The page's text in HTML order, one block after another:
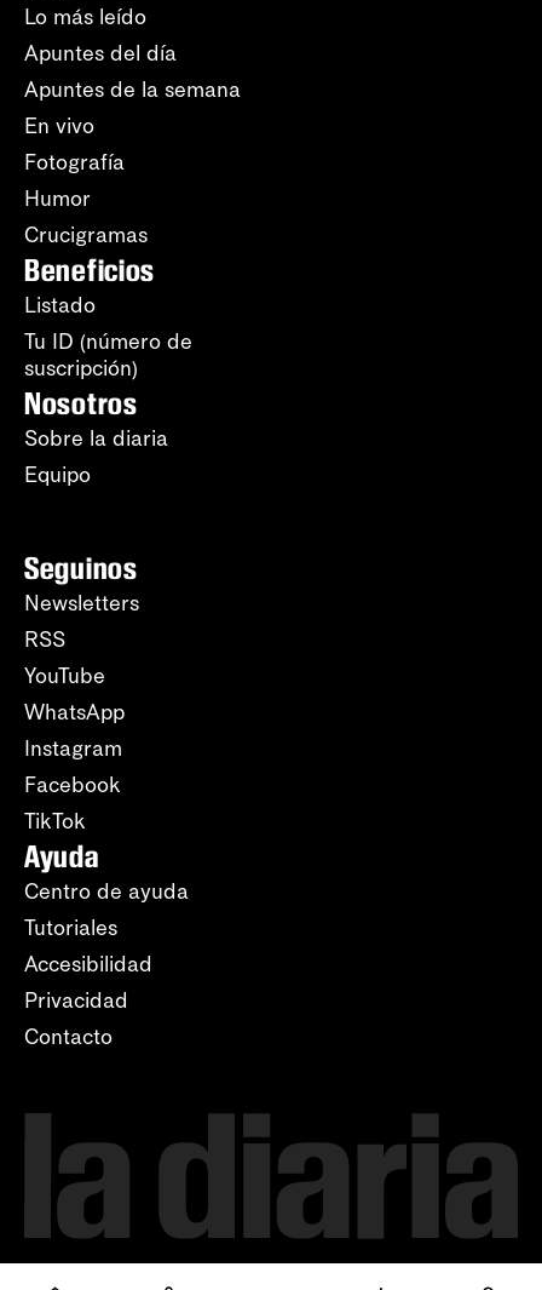
Lo más leído
Apuntes del día
Apuntes de la semana
En vivo
Fotografía
Humor
Crucigramas
Beneficios
Listado
Tu ID (número de
suscripción)
Nosotros
Sobre la diaria
Equipo
Seguinos
Newsletters
RSS
YouTube
WhatsApp
Instagram
Facebook
TikTok
Ayuda
Centro de ayuda
Tutoriales
Accesibilidad
Privacidad
Contacto